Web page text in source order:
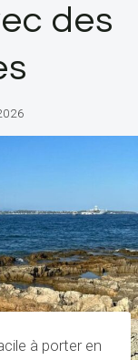
des
à porter en